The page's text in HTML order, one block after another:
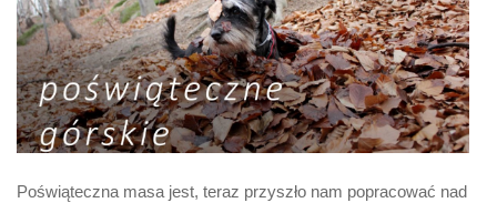
Poświąteczna masa jest, teraz przyszło nam popracować nad